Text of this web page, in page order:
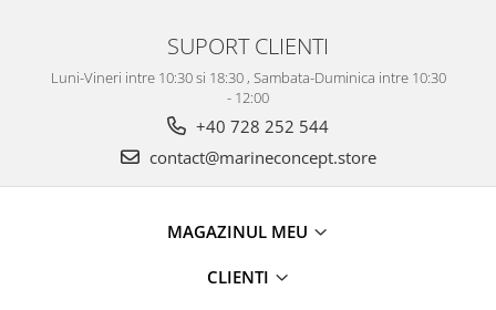
SUPORT CLIENTI
Luni-Vineri intre 10:30 si 18:30 , Sambata-Duminica intre 10:30
- 12:00
+40 728 252 544
contact@marineconcept.store
MAGAZINUL MEU
CLIENTI